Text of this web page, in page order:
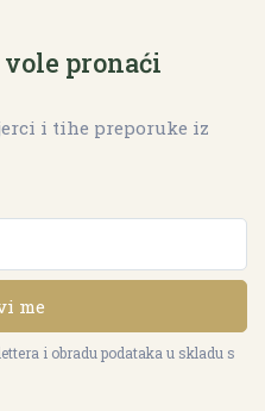
pronaći
i tihe preporuke iz
me
i obradu podataka u skladu s